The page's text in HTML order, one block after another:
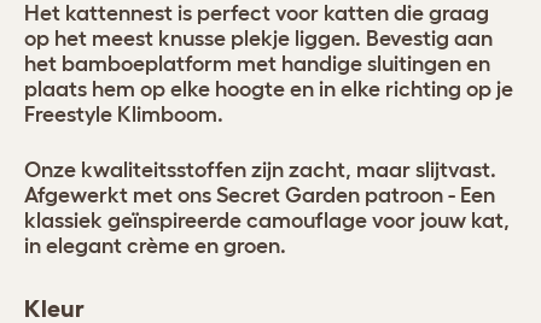
Kleur
Het kattennest is perfect voor katten die graag
op het meest knusse plekje liggen. Bevestig aan
het bamboeplatform met handige sluitingen en
plaats hem op elke hoogte en in elke richting op je
Freestyle Klimboom.
Onze kwaliteitsstoffen zijn zacht, maar slijtvast.
Afgewerkt met ons Secret Garden patroon - Een
klassiek geïnspireerde camouflage voor jouw kat,
in elegant crème en groen.